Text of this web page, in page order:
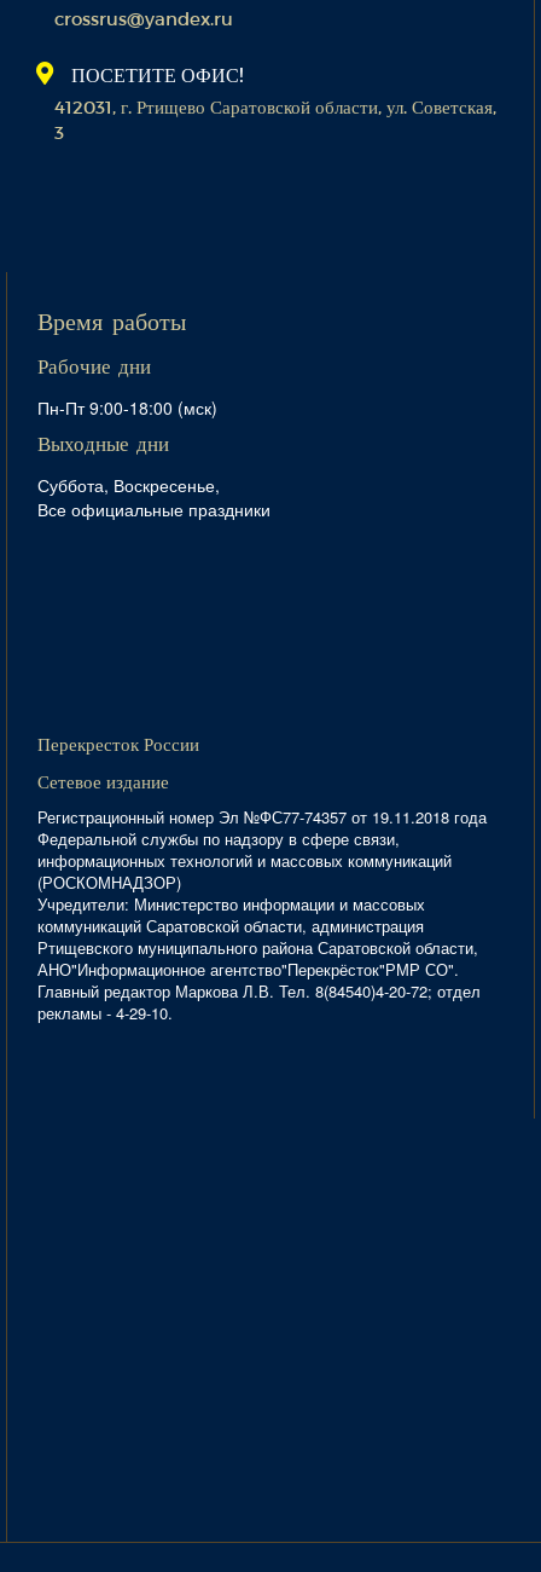
crossrus@yandex.ru
ПОСЕТИТЕ ОФИС!
412031, г. Ртищево Саратовской области, ул. Советская,
3
Время работы
Рабочие дни
Пн-Пт 9:00-18:00 (мск)
Выходные дни
Суббота, Воскресенье,
Все официальные праздники
Перекресток России
Сетевое издание
Регистрационный номер Эл №ФС77-74357 от 19.11.2018 года
Федеральной службы по надзору в сфере связи,
информационных технологий и массовых коммуникаций
(РОСКОМНАДЗОР)
Учредители: Министерство информации и массовых
коммуникаций Саратовской области, администрация
Ртищевского муниципального района Саратовской области,
АНО"Информационное агентство"Перекрёсток"РМР СО".
Главный редактор Маркова Л.В. Тел. 8(84540)4-20-72; отдел
рекламы - 4-29-10.